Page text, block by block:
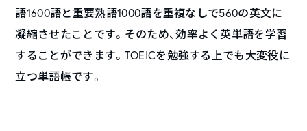
語1600語と重要熟語1000語を重複なしで560の英文に
凝縮させたことです。そのため、効率よく英単語を学習
することができます。TOEICを勉強する上でも大変役に
立つ単語帳です。